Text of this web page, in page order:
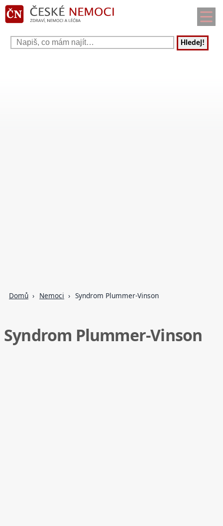
Hledej!
Domů Nemoci Syndrom Plummer-Vinson
Syndrom Plummer-Vinson